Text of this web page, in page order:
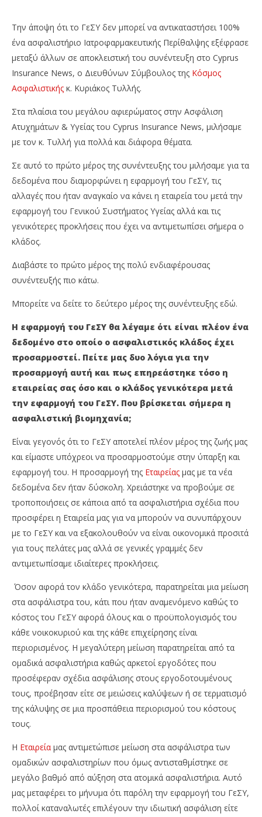
NOW VIEWING
Κυριάκος Τυλλής: «Το ΓεΣΥ δεν μπορεί να
Ιατροφαρμακευτικής Περίθαλψης (Μέρος Α’)
24
Ιανουαρίου,
Insurance
News
Team
Την άποψη ότι το ΓεΣΥ δεν μπορεί να αντικαταστήσει 100%
ένα ασφαλιστήριο Ιατροφαρμακευτικής Περίθαλψης εξέφρασε
μεταξύ άλλων σε αποκλειστική του συνέντευξη στο Cyprus
Insurance News, ο Διευθύνων Σύμβουλος της Κόσμος
Ασφαλιστικής κ. Κυριάκος Τυλλής.
Στα πλαίσια του μεγάλου αφιερώματος στην Ασφάλιση
Ατυχημάτων & Υγείας του Cyprus Insurance News, μιλήσαμε
με τον κ. Τυλλή για πολλά και διάφορα θέματα.
Σε αυτό το πρώτο μέρος της συνέντευξης του μιλήσαμε για τα
δεδομένα που διαμορφώνει η εφαρμογή του ΓεΣΥ, τις
αλλαγές που ήταν αναγκαίο να κάνει η εταιρεία του μετά την
εφαρμογή του Γενικού Συστήματος Υγείας αλλά και τις
γενικότερες προκλήσεις που έχει να αντιμετωπίσει σήμερα ο
κλάδος.
Διαβάστε το πρώτο μέρος της πολύ ενδιαφέρουσας
συνέντευξής πιο κάτω.
Μπορείτε να δείτε το δεύτερο μέρος της συνέντευξης εδώ.
Η εφαρμογή του ΓεΣΥ θα λέγαμε ότι είναι πλέον ένα
δεδομένο στο οποίο ο ασφαλιστικός κλάδος έχει
προσαρμοστεί. Πείτε μας δυο λόγια για την
προσαρμογή αυτή και πως επηρεάστηκε τόσο η
εταιρείας σας όσο και ο κλάδος γενικότερα μετά
την εφαρμογή του ΓεΣΥ. Που βρίσκεται σήμερα η
ασφαλιστική βιομηχανία;
Είναι γεγονός ότι το ΓεΣΥ αποτελεί πλέον μέρος της ζωής μας
και είμαστε υπόχρεοι να προσαρμοστούμε στην ύπαρξη και
εφαρμογή του. Η προσαρμογή της Εταιρείας μας με τα νέα
δεδομένα δεν ήταν δύσκολη. Χρειάστηκε να προβούμε σε
τροποποιήσεις σε κάποια από τα ασφαλιστήρια σχέδια που
προσφέρει η Εταιρεία μας για να μπορούν να συνυπάρχουν
με το ΓεΣΥ και να εξακολουθούν να είναι οικονομικά προσιτά
για τους πελάτες μας αλλά σε γενικές γραμμές δεν
αντιμετωπίσαμε ιδιαίτερες προκλήσεις.
Όσον αφορά τον κλάδο γενικότερα, παρατηρείται μια μείωση
στα ασφάλιστρα του, κάτι που ήταν αναμενόμενο καθώς το
κόστος του ΓεΣΥ αφορά όλους και ο προϋπολογισμός του
κάθε νοικοκυριού και της κάθε επιχείρησης είναι
περιορισμένος. Η μεγαλύτερη μείωση παρατηρείται από τα
ομαδικά ασφαλιστήρια καθώς αρκετοί εργοδότες που
προσέφεραν σχέδια ασφάλισης στους εργοδοτουμένους
τους, προέβησαν είτε σε μειώσεις καλύψεων ή σε τερματισμό
της κάλυψης σε μια προσπάθεια περιορισμού του κόστους
τους.
Η Εταιρεία μας αντιμετώπισε μείωση στα ασφάλιστρα των
ομαδικών ασφαλιστηρίων που όμως αντισταθμίστηκε σε
μεγάλο βαθμό από αύξηση στα ατομικά ασφαλιστήρια. Αυτό
μας μεταφέρει το μήνυμα ότι παρόλη την εφαρμογή του ΓεΣΥ,
πολλοί καταναλωτές επιλέγουν την ιδιωτική ασφάλιση είτε